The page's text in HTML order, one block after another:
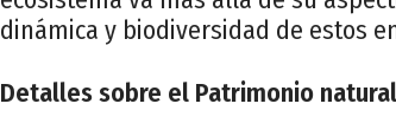
dinámica y biodiversidad de estos
Detalles sobre el Patrimonio natural